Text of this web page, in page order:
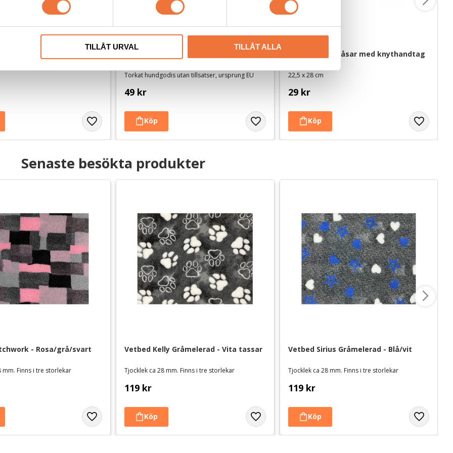
TILLÅT URVAL TILLÅT ALLA
Torkat hundgodis utan tillsatser, ursprung EU
49 kr
Dogman bajspåsar med knythandtag
22,5 x 28 cm
29 kr
Senaste besökta produkter
- Rosa/grå/svart
mm. Finns i tre storlekar
Vetbed Kelly Gråmelerad - Vita tassar
Tjocklek ca 28 mm. Finns i tre storlekar
119 kr
Vetbed Sirius Gråmelerad - Blå/vit
Tjocklek ca 28 mm. Finns i tre storlekar
119 kr